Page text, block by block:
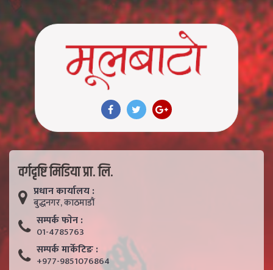
वर्गदृष्टि मिडिया प्रा. लि.
प्रधान कार्यालय :
बुद्धनगर, काठमाडाैं
सम्पर्क फाेन :
01-4785763
सम्पर्क मार्केटिङ :
+977-9851076864